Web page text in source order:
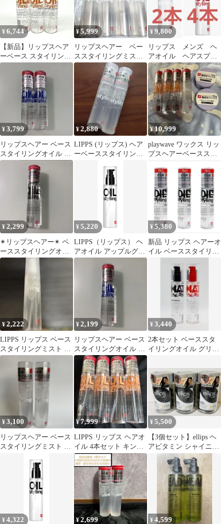
¥6,744
【新品】リップスヘア
ーベース スタイリング
オイル キンモクセイ
100mL×3個
¥5,999
リップスヘアー ベー
ススタイリングミス
ト ４点
¥9,800
リップス メンズ ヘ
アオイル ヘアスプレ
ー ヘアミスト 6本セ
ット
¥3,799
リップスヘアー ベース
スタイリングオイル ダ
メージ 100ml 2つセッ
¥2,880
LIPPS (リップス) ヘア
ーベーススタイリング
¥10,999
playwave ワックス リッ
プスヘアーベーススタ
¥2,299
✴︎リップスヘアー✴︎ ベ
ーススタイリングオイ
ル
¥5,220
LIPPS（リップス） ヘ
アオイル アップルグリ
ーン & ローズの香り
ベーススタイリング 洗
い流さないトリートメ
ント メンズ 100mlmt
¥ 5,380
新品 リップス ヘアーオ
イル ベーススタイリン
¥2,222
LIPPS リップス ベース
スタイリングミスト ボ
リューム 100ml
¥2,199
リップスヘアー ベース
スタイリングオイル ダ
メージ 100ml 新品未開
¥3,440
2本セット ベーススタ
イリングオイル グリー
香り 無香料
¥3,100
リップスヘアー ベース
スタイリングミスト ボ
¥7,999
LIPPS リップス ヘアオ
イル 4本セット キンモ
クセイの香り
¥5,500
【3個セット】ellips ヘ
アビタミン シャイニー
ブラック
¥4,322 ¥2,699 ¥4,599